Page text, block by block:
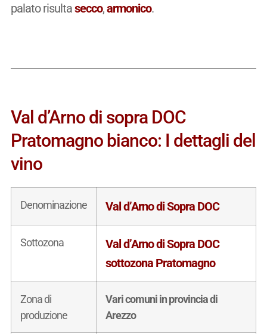
palato risultasecco,armonico.
Val d’Arno di sopra DOC
Pratomagno bianco: I dettagli del
vino
Denominazione Val d’Arno di Sopra DOC
Sottozona
Val d’Arno di Sopra DOC
sottozona Pratomagno
Zona di
produzione
Vari comuni in provincia di
Arezzo